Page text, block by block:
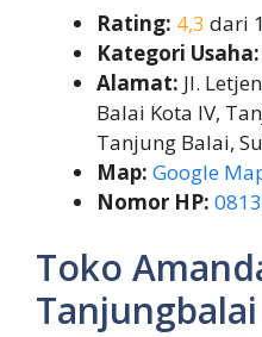
Rating: 4,3 dari
Kategori Usaha:
Alamat: Jl.
Balai Kota IV,
Tanjung Balai,
Map: Google
Nomor HP:
Toko
Tanjungbalai